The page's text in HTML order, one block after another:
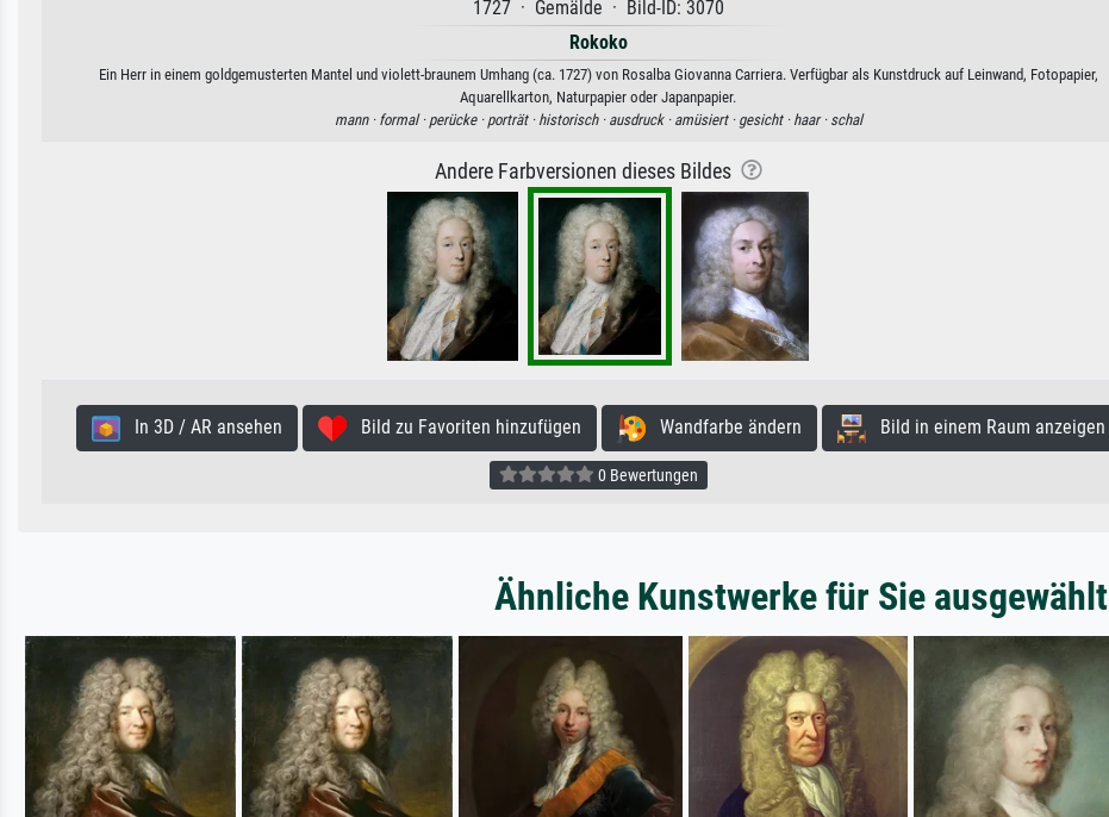
1727 · Gemälde · Bild-ID: 3070
Rokoko
Ein Herr in einem goldgemusterten Mantel und violett-braunem Umhang (ca. 1727) von Rosalba Giovanna Carriera. Verfügbar als Kunstdruck auf Leinwand, Fotopapier,
Aquarellkarton, Naturpapier oder Japanpapier.
mann · formal · perücke · porträt · historisch · ausdruck · amüsiert · gesicht · haar · schal
Andere Farbversionen dieses Bildes
In 3D / AR ansehen Bild zu Favoriten hinzufügen Wandfarbe ändern Bild in einem Raum anzeigen
0 Bewertungen
Ähnliche Kunstwerke für Sie ausgewählt